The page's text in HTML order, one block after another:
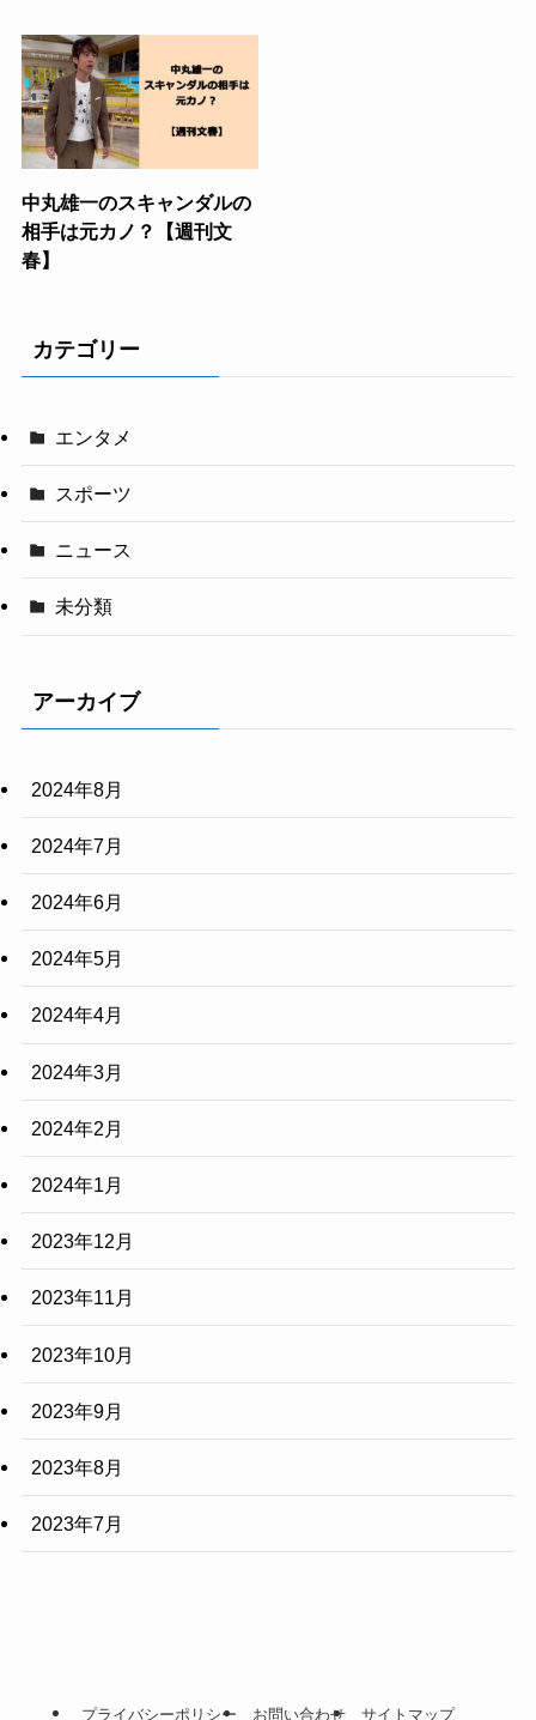
中丸雄一のスキャンダルの
相手は元カノ？【週刊文
春】
カテゴリー
エンタメ
スポーツ
ニュース
未分類
アーカイブ
2024年8月
2024年7月
2024年6月
2024年5月
2024年4月
2024年3月
2024年2月
2024年1月
2023年12月
2023年11月
2023年10月
2023年9月
2023年8月
2023年7月
プライバシーポリシー お問い合わせ サイトマップ